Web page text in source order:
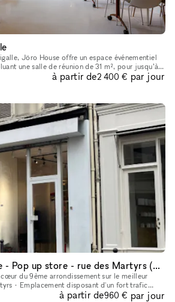
Jöro House offre un espace événementiel
une salle de réunion de 31 m², pour jusqu’à
conférences, w
à partir de2 400 € par jour
Boutique éphémère - Pop up store - rue des Martyrs (9ème)
trafic
beaucoup des visite
à partir de960 € par jour